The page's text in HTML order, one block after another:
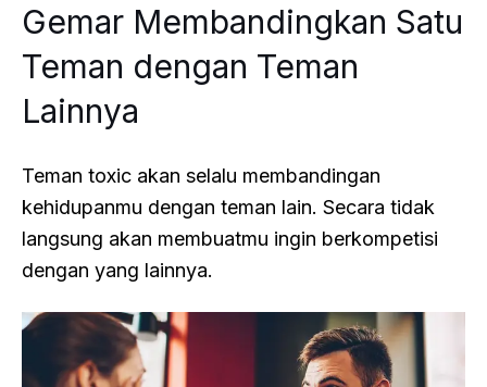
Gemar Membandingkan Satu
Teman dengan Teman
Lainnya
Teman toxic akan selalu membandingan
kehidupanmu dengan teman lain. Secara tidak
langsung akan membuatmu ingin berkompetisi
dengan yang lainnya.